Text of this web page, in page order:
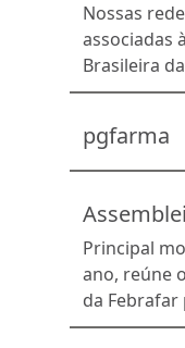
clientes em
produtos
Nutrição. O
Nossas
associadas
Brasileira
suporte
negócios,
prosperar
Caso você
e deseja se
pgfarma
Principal
ano, reúne
da
resultados,